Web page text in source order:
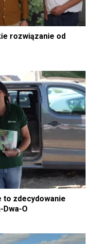
rozwiązanie od
to zdecydowanie
Dwa-O